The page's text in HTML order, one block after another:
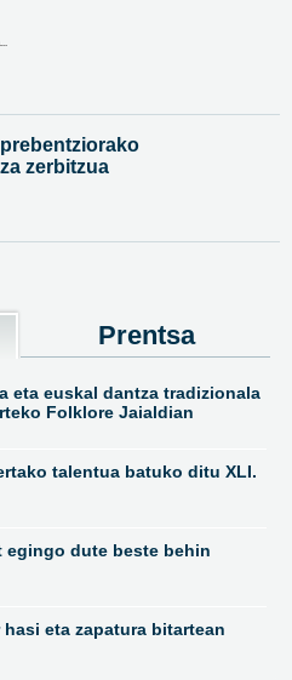
zerbitzua
Prentsa
eta euskal dantza tradizionala
Folklore Jaialdian
talentua batuko ditu XLI.
egingo dute beste behin
eta zapatura bitartean